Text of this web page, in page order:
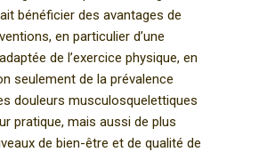
bénéficier des avantages de
en particulier d’une
de l’exercice physique, en
seulement de la prévalence
douleurs musculosquelettiques
pratique, mais aussi de plus
de bien-être et de qualité de